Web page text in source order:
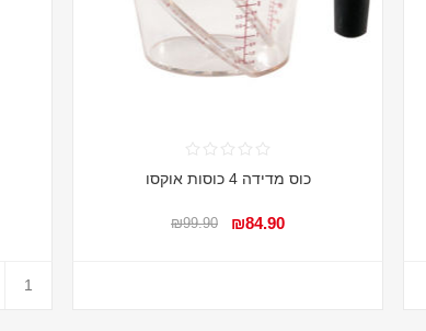
כוס מדידה 4 כוסות אוקסו
₪84.90
₪99.90